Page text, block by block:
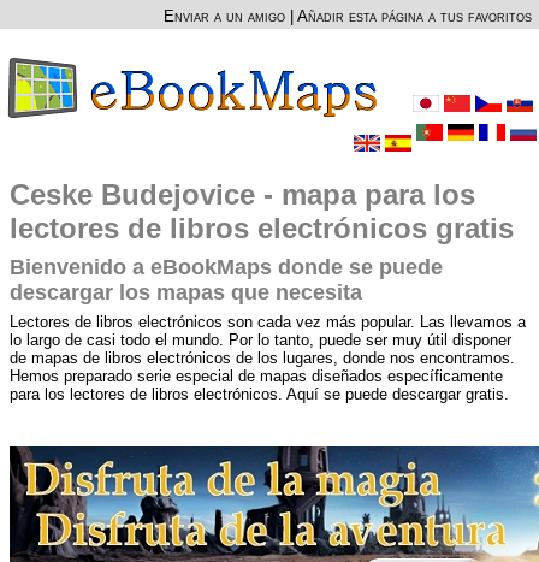
Enviar a un amigo Añadir esta página a tus favoritos
Ceske Budejovice - mapa para los
lectores de libros electrónicos gratis
Bienvenido a eBookMaps donde se puede
descargar los mapas que necesita
Lectores de libros electrónicos son cada vez más popular. Las llevamos a
lo largo de casi todo el mundo. Por lo tanto, puede ser muy útil disponer
de mapas de libros electrónicos de los lugares, donde nos encontramos.
Hemos preparado serie especial de mapas diseñados específicamente
para los lectores de libros electrónicos. Aquí se puede descargar gratis.